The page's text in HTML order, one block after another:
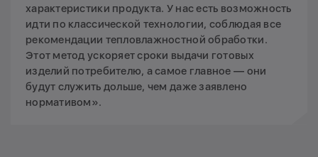
характеристики продукта. У нас есть возможность
идти по классической технологии, соблюдая все
рекомендации тепловлажностной обработки.
Этот метод ускоряет сроки выдачи готовых
изделий потребителю, а самое главное — они
будут служить дольше, чем даже заявлено
нормативом».